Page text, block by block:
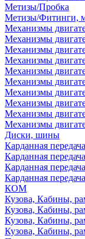
Метизы/Пробка
Метизы/Фитинги,
Механизмы
Механизмы
Механизмы
Механизмы
Механизмы
Механизмы
Механизмы
Механизмы
Механизмы
Механизмы
Диски, шины
Карданная передача
Карданная
Карданная
Карданная
КОМ
Кузова, Кабины,
Кузова, Кабины,
Кузова, Кабины,
Кузова, Кабины,